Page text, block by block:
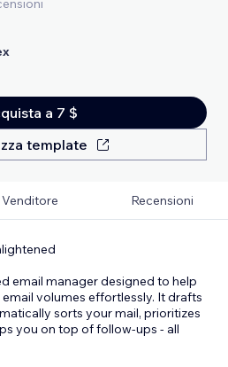
a 7 $
template
Venditore Recensioni
email manager designed to help
volumes effortlessly. It drafts
sorts your mail, prioritizes
you on top of follow‑ups - all